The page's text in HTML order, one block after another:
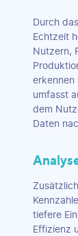
Durch
Echtzeit
Nutzern,
erkennen
umfasst
dem
Daten
tiefere
Effizienz